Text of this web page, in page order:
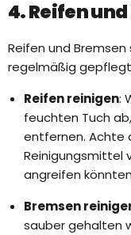
4. Reifen
Reifen und
regelmäßig
Reifen reinigen:
feuchten Tuch
entfernen. Achte
Reinigungsmittel
angreifen
Bremsen
sauber gehalten